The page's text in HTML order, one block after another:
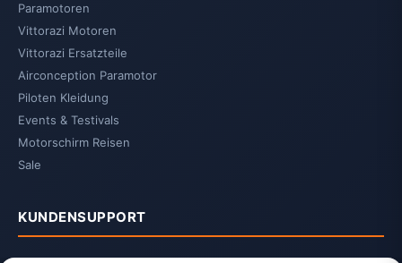
Paramotoren
Vittorazi Motoren
Vittorazi Ersatzteile
Airconception Paramotor
Piloten Kleidung
Events & Testivals
Motorschirm Reisen
Sale
KUNDENSUPPORT